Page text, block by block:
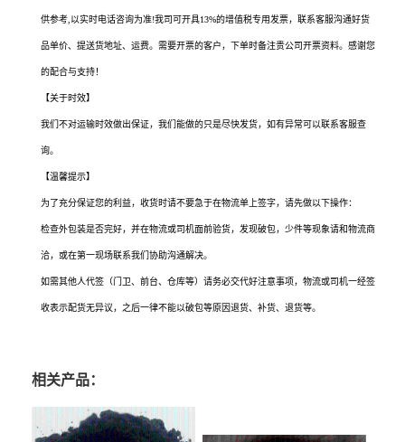
供参考,以实时电话咨询为准!我司可开具13%的增值税专用发票，联系客服沟通好货
品单价、提送货地址、运费。需要开票的客户，下单时备注贵公司开票资料。感谢您
的配合与支持！
【关于时效】
我们不对运输时效做出保证，我们能做的只是尽快发货，如有异常可以联系客服查
询。
【温馨提示】
为了充分保证您的利益，收货时请不要急于在物流单上签字，请先做以下操作：
检查外包装是否完好，并在物流或司机面前验货，发现破包，少件等现象请和物流商
洽，或在第一现场联系我们协助沟通解决。
如需其他人代签（门卫、前台、仓库等）请务必交代好注意事项，物流或司机一经签
收表示配货无异议，之后一律不能以破包等原因退货、补货、退货等。
相关产品：